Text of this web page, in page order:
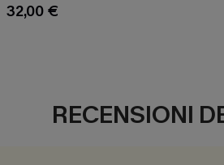
32,00 €
RECENSIONI